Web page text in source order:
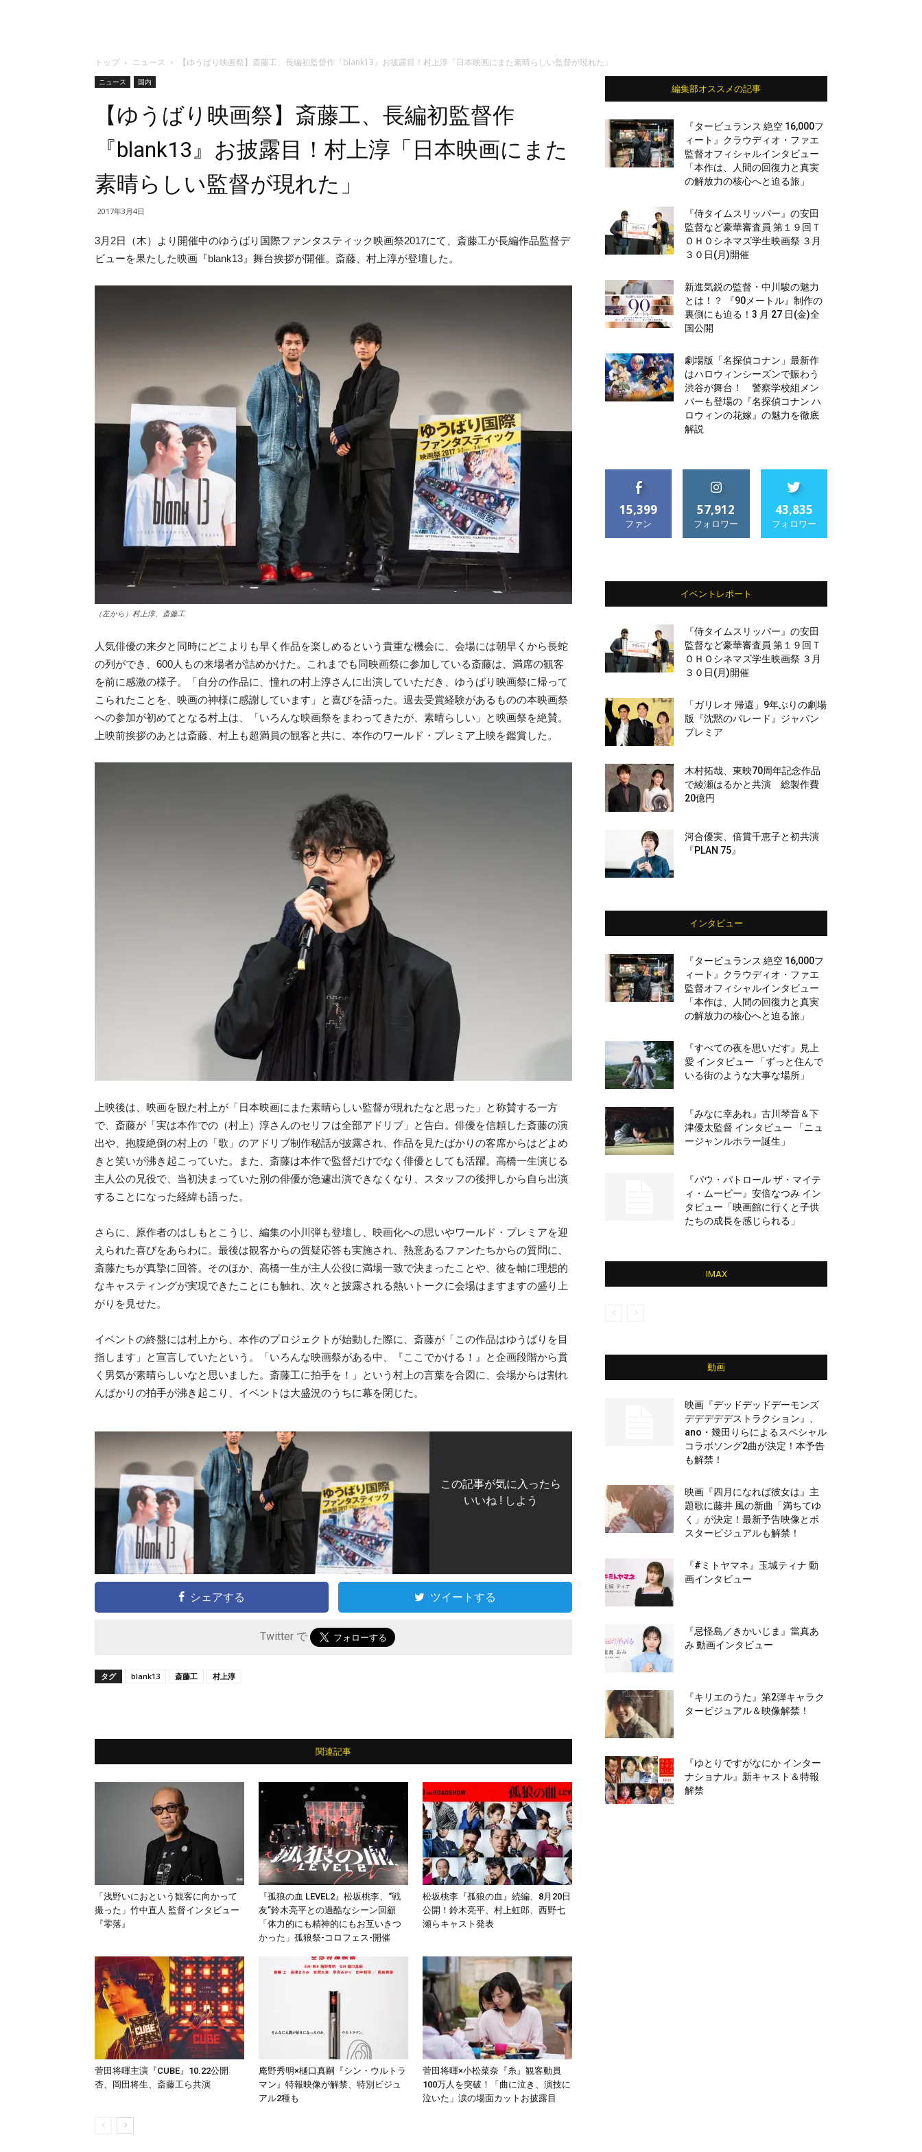
トップ ニュース 【ゆうばり映画祭】斎藤工、長編初監督作『blank13』お披露目！村上淳「日本映画にまた素晴らしい監督が現れた」
ニュース 国内
【ゆうばり映画祭】斎藤工、長編初監督作
『blank13』お披露目！村上淳「日本映画にまた
素晴らしい監督が現れた」
2017年3月4日
3月2日（木）より開催中のゆうばり国際ファンタスティック映画祭2017にて、斎藤工が長編作品監督デ
ビューを果たした映画『blank13』舞台挨拶が開催。斎藤、村上淳が登壇した。
（左から）村上淳、斎藤工
人気俳優の来夕と同時にどこよりも早く作品を楽しめるという貴重な機会に、会場には朝早くから長蛇
の列ができ、600人もの来場者が詰めかけた。これまでも同映画祭に参加している斎藤は、満席の観客
を前に感激の様子。「自分の作品に、憧れの村上淳さんに出演していただき、ゆうばり映画祭に帰って
こられたことを、映画の神様に感謝しています」と喜びを語った。過去受賞経験があるものの本映画祭
への参加が初めてとなる村上は、「いろんな映画祭をまわってきたが、素晴らしい」と映画祭を絶賛。
上映前挨拶のあとは斎藤、村上も超満員の観客と共に、本作のワールド・プレミア上映を鑑賞した。
上映後は、映画を観た村上が「日本映画にまた素晴らしい監督が現れたなと思った」と称賛する一方
で、斎藤が「実は本作での（村上）淳さんのセリフは全部アドリブ」と告白。俳優を信頼した斎藤の演
出や、抱腹絶倒の村上の「歌」のアドリブ制作秘話が披露され、作品を見たばかりの客席からはどよめ
きと笑いが沸き起こっていた。また、斎藤は本作で監督だけでなく俳優としても活躍。高橋一生演じる
主人公の兄役で、当初決まっていた別の俳優が急遽出演できなくなり、スタッフの後押しから自ら出演
することになった経緯も語った。
さらに、原作者のはしもとこうじ、編集の小川弾も登壇し、映画化への思いやワールド・プレミアを迎
えられた喜びをあらわに。最後は観客からの質疑応答も実施され、熱意あるファンたちからの質問に、
斎藤たちが真摯に回答。そのほか、高橋一生が主人公役に満場一致で決まったことや、彼を軸に理想的
なキャスティングが実現できたことにも触れ、次々と披露される熱いトークに会場はますますの盛り上
がりを見せた。
イベントの終盤には村上から、本作のプロジェクトが始動した際に、斎藤が「この作品はゆうばりを目
指します」と宣言していたという。「いろんな映画祭がある中、『ここでかける！』と企画段階から貫
く男気が素晴らしいなと思いました。斎藤工に拍手を！」という村上の言葉を合図に、会場からは割れ
んばかりの拍手が沸き起こり、イベントは大盛況のうちに幕を閉じた。
この記事が気に入ったら
いいね ! しよう
シェアする ツイートする
Twitter で
タグ blank13 斎藤工 村上淳
関連記事
「浅野いにおという観客に向かって
撮った」竹中直人 監督インタビュー
『零落』
『孤狼の血 LEVEL2』松坂桃李、“戦
友”鈴木亮平との過酷なシーン回顧
「体力的にも精神的にもお互いきつ
かった」孤狼祭-コロフェス-開催
松坂桃李『孤狼の血』続編、8月20日
公開！鈴木亮平、村上虹郎、西野七
瀬らキャスト発表
菅田将暉主演『CUBE』10.22公開
杏、岡田将生、斎藤工ら共演
庵野秀明×樋口真嗣『シン・ウルトラ
マン』特報映像が解禁、特別ビジュ
アル2種も
菅田将暉×小松菜奈『糸』観客動員
100万人を突破！「曲に泣き、演技に
泣いた」涙の場面カットお披露目
編集部オススメの記事
『タービュランス 絶空 16,000フ
ィート』クラウディオ・ファエ
監督オフィシャルインタビュー
「本作は、人間の回復力と真実
の解放力の核心へと迫る旅」
『侍タイムスリッパー』の安田
監督など豪華審査員 第１９回Ｔ
ＯＨＯシネマズ学生映画祭 ３月
３０日(月)開催
新進気鋭の監督・中川駿の魅力
とは！？ 『90メートル』制作の
裏側にも迫る！3 月 27 日(金)全
国公開
劇場版「名探偵コナン」最新作
はハロウィンシーズンで賑わう
渋谷が舞台！ 警察学校組メン
バーも登場の『名探偵コナン ハ
ロウィンの花嫁』の魅力を徹底
解説
15,399
ファン
57,912
フォロワー
43,835
フォロワー
イベントレポート
『侍タイムスリッパー』の安田
監督など豪華審査員 第１９回Ｔ
ＯＨＯシネマズ学生映画祭 ３月
３０日(月)開催
「ガリレオ 帰還」9年ぶりの劇場
版『沈黙のパレード』ジャパン
プレミア
木村拓哉、東映70周年記念作品
で綾瀬はるかと共演 総製作費
20億円
河合優実、倍賞千恵子と初共演
『PLAN 75』
インタビュー
『タービュランス 絶空 16,000フ
ィート』クラウディオ・ファエ
監督オフィシャルインタビュー
「本作は、人間の回復力と真実
の解放力の核心へと迫る旅」
『すべての夜を思いだす』見上
愛 インタビュー 「ずっと住んで
いる街のような大事な場所」
『みなに幸あれ』古川琴音＆下
津優太監督 インタビュー 「ニュ
ージャンルホラー誕生」
『パウ・パトロール ザ・マイテ
ィ・ムービー』安倍なつみ イン
タビュー「映画館に行くと子供
たちの成長を感じられる」
IMAX
動画
映画『デッドデッドデーモンズ
デデデデデストラクション』、
ano・幾田りらによるスペシャル
コラボソング2曲が決定！本予告
も解禁！
映画『四月になれば彼女は』主
題歌に藤井 風の新曲「満ちてゆ
く」が決定！最新予告映像とポ
スタービジュアルも解禁！
『#ミトヤマネ』玉城ティナ 動
画インタビュー
『忌怪島／きかいじま』當真あ
み 動画インタビュー
『キリエのうた』第2弾キャラク
タービジュアル＆映像解禁！
『ゆとりですがなにか インター
ナショナル』新キャスト＆特報
解禁